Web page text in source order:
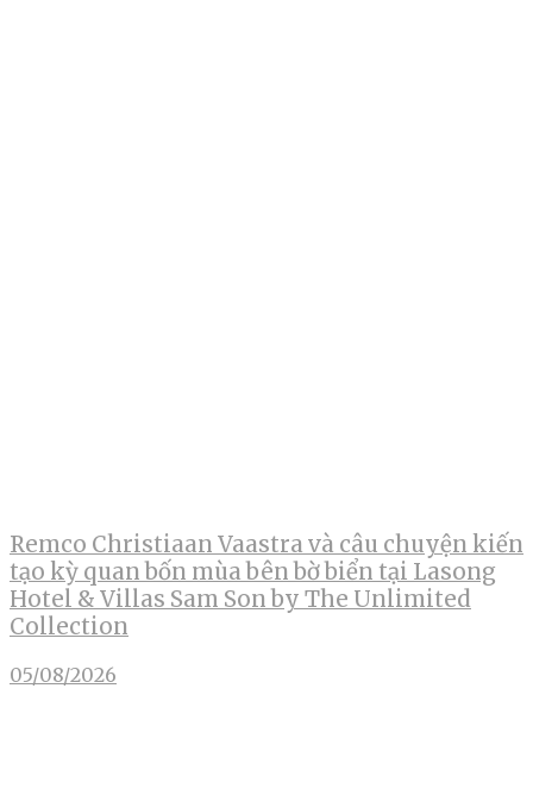
Remco Christiaan Vaastra và câu chuyện kiến
tạo kỳ quan bốn mùa bên bờ biển tại Lasong
Hotel & Villas Sam Son by The Unlimited
Collection
05/08/2026